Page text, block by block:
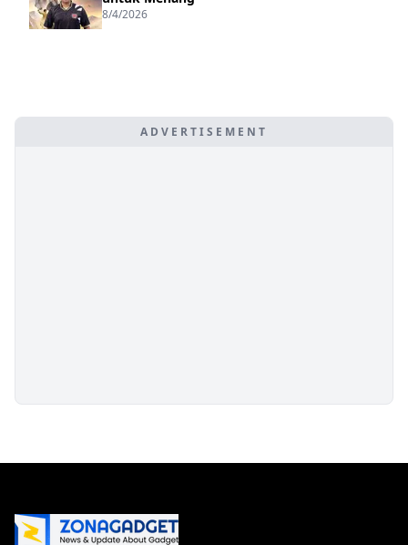
8/4/2026
ADVERTISEMENT